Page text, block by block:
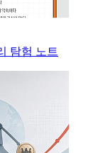
탐험 노트